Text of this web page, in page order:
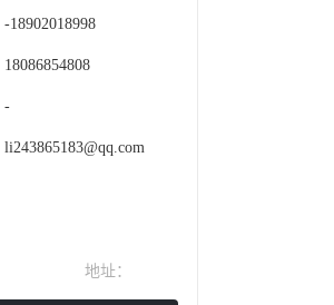
-18902018998
18086854808
-
li243865183@qq.com
地址：